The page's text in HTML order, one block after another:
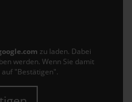
zu laden. Dabei
werden. Wenn Sie damit
"Bestätigen".